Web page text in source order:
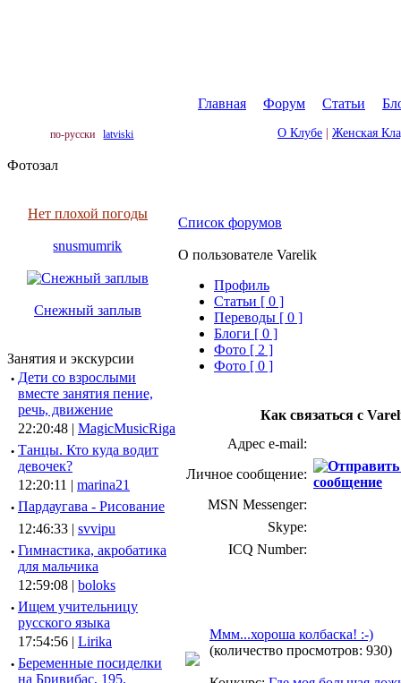
Главная Форум Статьи
по-русски latviski О Клубе Женская
Фотозал
Нет плохой погоды
snusmumrik
Снежный заплыв
Занятия и экскурсии
· Дети со взрослыми
вместе занятия пение,
речь, движение
22:20:48 | MagicMusicRiga
· Танцы. Кто куда водит
девочек?
12:20:11 | marina21
· Пардаугава - Рисование
12:46:33 | svvipu
· Гимнастика, акробатика
для мальчика
12:59:08 | boloks
· Ищем учительницу
русского языка
17:54:56 | Lirika
· Беременные посиделки
на Бривибас, 195.
Список форумов
О пользователе Varelik
Профиль
Cтатьи [ 0 ]
Переводы [ 0 ]
Блоги [ 0 ]
Фото [ 2 ]
Фото [ 0 ]
Как связаться с
Адрес e-mail:
Личное сообщение:
MSN Messenger:
Skype:
ICQ Number:
Ммм...хороша колбаска! :-)
(количество просмотров: 930)